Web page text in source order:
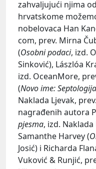
zahvaljujući njima
hrvatskome
nobelovaca Han
com, prev. Mirna
(Osobni podaci, izd.
Sinković), Lászlóa
izd. OceanMore,
(Novo ime:
Naklada Ljevak,
nagrađenih autora
pjesma, izd.
Samanthe Harvey (
Josić) i Richarda
Vuković & Runjić,